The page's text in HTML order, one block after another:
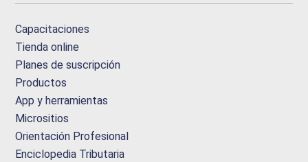
Capacitaciones
Tienda online
Planes de suscripción
Productos
App y herramientas
Micrositios
Orientación Profesional
Enciclopedia Tributaria